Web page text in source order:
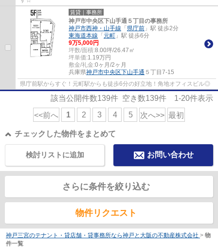
賃貸｜事務所
神戸市中央区下山手通５丁目の事務所
神戸市西神・山手線 「 県庁前 」駅 徒歩2分
東海道本線 「 元町 」駅 徒歩6分
9万5,000円
坪数/面積:8.00坪/26.47㎡
坪単価:1.19万円
敷金/礼金:0ヶ月/2ヶ月
兵庫県神戸市中央区下山手通 ５丁目7-15
県庁前駅からすぐ！元町駅からも徒歩6分の好立地！角地オフィスビル◎
該当公開件数139件 空き数139件 1-20件表示
<<前へ 1 2 3 4 5 次へ>> 最初
チェックした物件をまとめて
お問い合わせ
検討リストに追加
さらに条件を絞り込む
物件リクエスト
神戸三宮のテナント・貸店舗・貸事務所なら神戸と大阪の不動産株式会社 > 物
件一覧